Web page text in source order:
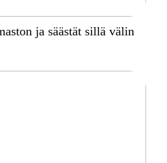
ja säästät sillä välin